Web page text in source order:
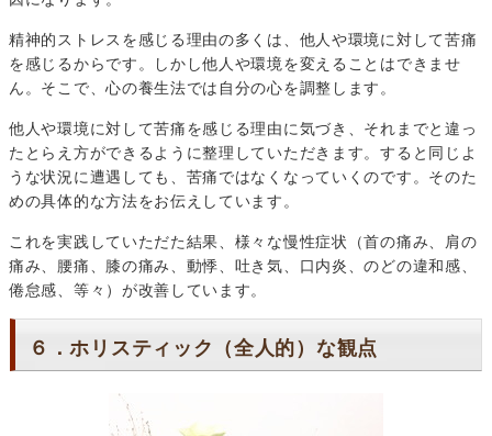
精神的ストレスを感じる理由の多くは、他人や環境に対して苦痛
を感じるからです。しかし他人や環境を変えることはできませ
ん。そこで、心の養生法では自分の心を調整します。
他人や環境に対して苦痛を感じる理由に気づき、それまでと違っ
たとらえ方ができるように整理していただきます。すると同じよ
うな状況に遭遇しても、苦痛ではなくなっていくのです。そのた
めの具体的な方法をお伝えしています。
これを実践していただた結果、様々な慢性症状（首の痛み、肩の
痛み、腰痛、膝の痛み、動悸、吐き気、口内炎、のどの違和感、
倦怠感、等々）が改善しています。
６．ホリスティック（全人的）な観点